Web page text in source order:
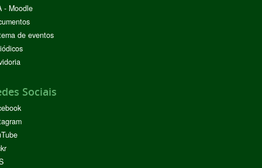
- Moodle
de eventos
Sociais